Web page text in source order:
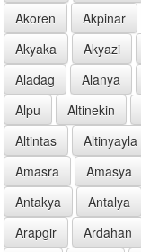
Akoren
Akpinar
Akyaka
Akyazi
Aladag
Alanya
Alpu
Altinekin
Altintas
Altinyayla
Amasra
Amasya
Antakya
Antalya
Arapgir
Ardahan